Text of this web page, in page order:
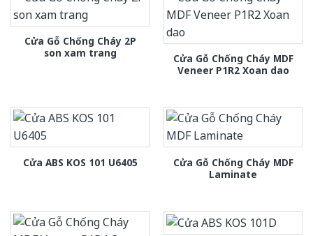
Cửa Gỗ Chống Cháy 2P
son xam trang
Cửa Gỗ Chống Cháy MDF
Veneer P1R2 Xoan dao
Cửa ABS KOS 101 U6405
Cửa Gỗ Chống Cháy MDF
Laminate